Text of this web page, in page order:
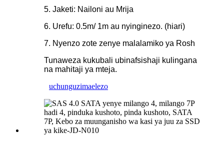
5. Jaketi: Nailoni au Mrija
6. Urefu: 0.5m/ 1m au nyinginezo. (hiari)
7. Nyenzo zote zenye malalamiko ya Rosh
Tunaweza kukubali ubinafsishaji kulingana
na mahitaji ya mteja.
uchunguzimaelezo